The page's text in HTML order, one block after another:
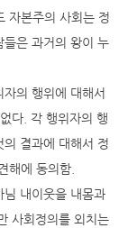
자본주의 사회는 정
들은 과거의 왕이 누
의 행위에 대해서
다. 각 행위자의 행
결과에 대해서 정
해에 동의함.
님 내이웃을 내몸과
사회정의를 외치는